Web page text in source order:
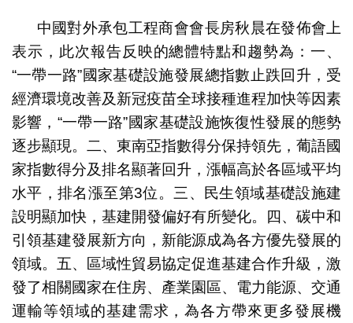
中國對外承包工程商會會長房秋晨在發佈會上
表示，此次報告反映的總體特點和趨勢為：一、
“一帶一路”國家基礎設施發展總指數止跌回升，受
經濟環境改善及新冠疫苗全球接種進程加快等因素
影響，“一帶一路”國家基礎設施恢復性發展的態勢
逐步顯現。二、東南亞指數得分保持領先，葡語國
家指數得分及排名顯著回升，漲幅高於各區域平均
水平，排名漲至第3位。三、民生領域基礎設施建
設明顯加快，基建開發偏好有所變化。四、碳中和
引領基建發展新方向，新能源成為各方優先發展的
領域。五、區域性貿易協定促進基建合作升級，激
發了相關國家在住房、產業園區、電力能源、交通
運輸等領域的基建需求，為各方帶來更多發展機